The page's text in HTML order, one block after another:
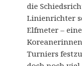
die
Linienrichter
Elfmeter –
Turniers